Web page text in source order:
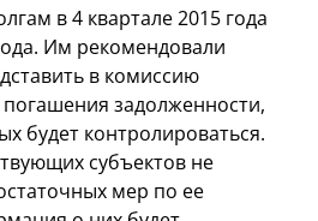
в 4 квартале 2015 года
Им рекомендовали
в комиссию
задолженности,
будет контролироваться.
субъектов не
мер по ее